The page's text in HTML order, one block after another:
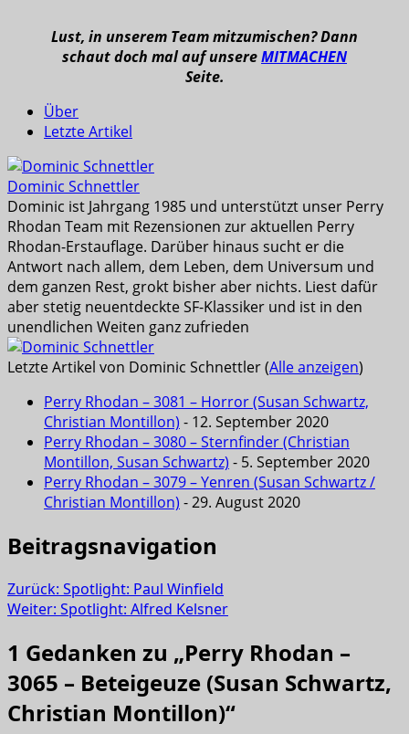
Lust, in unserem Team mitzumischen? Dann
schaut doch mal auf unsereMITMACHEN
Seite.
Über
Letzte Artikel
Dominic Schnettler
Dominic ist Jahrgang 1985 und unterstützt unser Perry
Rhodan Team mit Rezensionen zur aktuellen Perry
Rhodan-Erstauflage. Darüber hinaus sucht er die
Antwort nach allem, dem Leben, dem Universum und
dem ganzen Rest, grokt bisher aber nichts. Liest dafür
aber stetig neuentdeckte SF-Klassiker und ist in den
unendlichen Weiten ganz zufrieden
Letzte Artikel von Dominic Schnettler(Alle anzeigen)
Perry Rhodan – 3081 – Horror (Susan Schwartz,
Christian Montillon) - 12. September 2020
Perry Rhodan – 3080 – Sternfinder (Christian
Montillon, Susan Schwartz) - 5. September 2020
Perry Rhodan – 3079 – Yenren (Susan Schwartz /
Christian Montillon) - 29. August 2020
Beitragsnavigation
Zurück: Spotlight: Paul Winfield
Weiter: Spotlight: Alfred Kelsner
1 Gedanken zu „Perry Rhodan –
3065 – Beteigeuze (Susan Schwartz,
Christian Montillon)“